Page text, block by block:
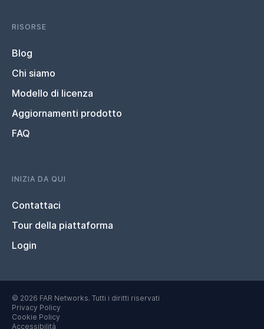
RISORSE
Blog
Chi siamo
Modello di licenza
Aggiornamenti prodotto
FAQ
INIZIA DA QUI
Contattaci
Tour della piattaforma
Login
© 2026 FAR Networks. Tutti i diritti riservati
Privacy Policy
Cookie Policy
Accessibilità